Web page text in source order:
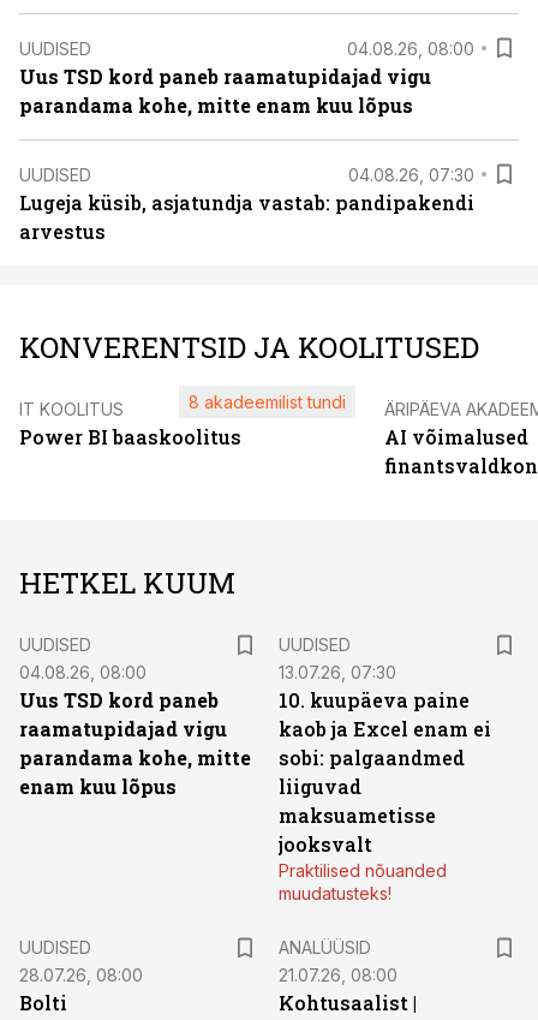
UUDISED 04.08.26, 08:00
Uus TSD kord paneb raamatupidajad vigu
parandama kohe, mitte enam kuu lõpus
UUDISED 04.08.26, 07:30
Lugeja küsib, asjatundja vastab: pandipakendi
arvestus
KONVERENTSID JA KOOLITUSED
IT KOOLITUS
Power BI baaskoolitus
8 akadeemilist tundi ÄRIPÄEVA
AI võimalused
HETKEL KUUM
UUDISED
04.08.26, 08:00
Uus TSD kord paneb
raamatupidajad vigu
parandama kohe, mitte
enam kuu lõpus
UUDISED
13.07.26, 07:30
10. kuupäeva paine
kaob ja Excel enam ei
sobi: palgaandmed
liiguvad
maksuametisse
jooksvalt
Praktilised nõuanded
muudatusteks!
UUDISED
28.07.26, 08:00
Bolti
ANALÜÜSID
21.07.26, 08:00
Kohtusaalist |